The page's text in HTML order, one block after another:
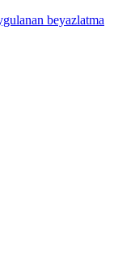
beyazlatma